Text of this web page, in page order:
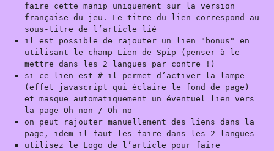
faire cette manip uniquement sur la version
française du jeu. Le titre du lien correspond au
sous-titre de l’article lié
il est possible de rajouter un lien "bonus" en
utilisant le champ Lien de Spip (penser à le
mettre dans les 2 langues par contre !)
si ce lien est # il permet d’activer la lampe
(effet javascript qui éclaire le fond de page)
et masque automatiquement un éventuel lien vers
la page Oh non / Oh no
on peut rajouter manuellement des liens dans la
page, idem il faut les faire dans les 2 langues
utilisez le Logo de l’article pour faire